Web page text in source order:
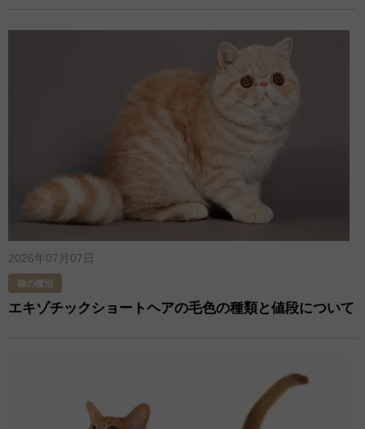
2026年07月07日
猫の種別
エキゾチックショートヘアの毛色の種類と値段について